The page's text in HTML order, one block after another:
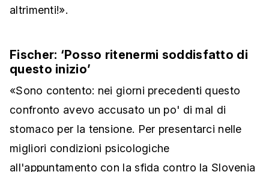
altrimenti!».
Fischer: ‘Posso ritenermi soddisfatto di
questo inizio’
«Sono contento: nei giorni precedenti questo
confronto avevo accusato un po' di mal di
stomaco per la tensione. Per presentarci nelle
migliori condizioni psicologiche
all'appuntamento con la sfida contro la Slovenia